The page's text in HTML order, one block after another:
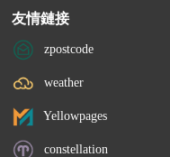
友情鏈接
zpostcode
weather
Yellowpages
constellation